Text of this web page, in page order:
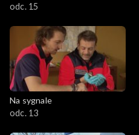
odc. 15
Na sygnale
odc. 13